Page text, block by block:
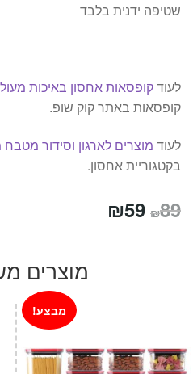
שטיפה ידנית בלבד
לעודקופסאות אחסון באיכות
קופסאות באתר קוק שופ.
לעוד מוצרים לארגון וסידור
בקטגוריית אחסון.
₪89 המחיר
₪59
הוא:
₪59.
מוצרים
מבצע!